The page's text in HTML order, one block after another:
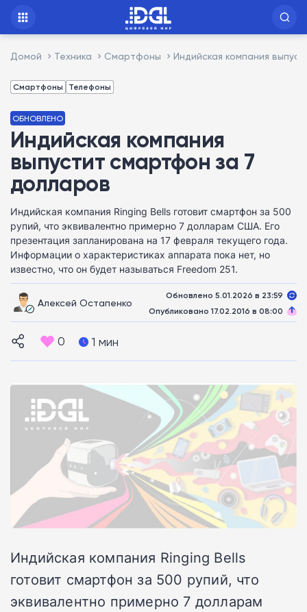
Домой Техника Смартфоны Индийская компания
Смартфоны Телефоны
ОБНОВЛЕНО
Индийская компания
выпустит смартфон за 7
долларов
Индийская компания Ringing Bells готовит смартфон за 500
рупий, что эквивалентно примерно 7 долларам США. Его
презентация запланирована на 17 февраля текущего года.
Информации о характеристиках аппарата пока нет, но
известно, что он будет называться Freedom 251.
Алексей Остапенко
Обновлено 5.01.2026 в 23:59
Опубликовано 17.02.2016 в 08:00
0 1 мин
Индийская компания Ringing Bells
готовит смартфон за 500 рупий, что
эквивалентно примерно 7 долларам